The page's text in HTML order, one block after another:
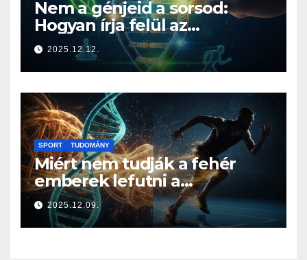
Nem a génjeid a sorsod:
Hogyan írja felül az
életmódod az örökségedet?
2025.12.12.
SPORT TUDOMÁNY
Miért nem tudják a fehér
emberek lefutni a
jamaicaiakat? A sprintelés
genetikája
2025.12.09.